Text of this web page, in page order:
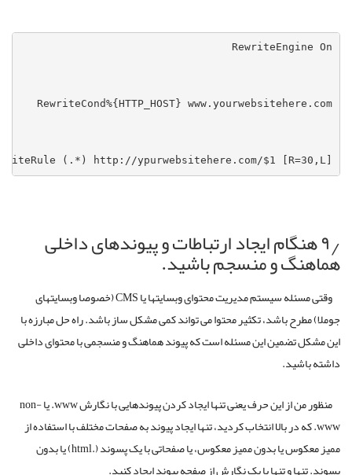
(.*) http://ypurwebsitehere.com/$1 [R=30,L]
۹٫ هنگام ایجاد ارتباطات و پیوندهای داخلی
هماهنگ و منسجم باشید.
وقتی مسئله سیستم مدیریت محتوای وبسایتها یا CMS (خصوصا وبسایتهای
جوملا) مطرح باشد، تکثیر محتوا می تواند کمی مشکل ساز باشد. راه حل مبارزه با
این مشکل تضمین این مسئله است که پیوند هماهنگ و منسجمی با محتوای داخلی
داشته باشید.
منظور من از این حرف یعنی تنها ایجاد کردن پیوندهایی با نگارش www. یا non-
www. که در بالا انتخاب کردید، تنها ایجاد پیوند به صفحات مختلف با استفاده از
ممیز معکوس یا بدون ممیز معکوس، یا صفحاتی با یک پسوند (.html) یا بدون
پسوند. تنها و تنها با یک نگارش از صفحه پیوند ایجاد کنید.